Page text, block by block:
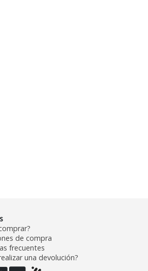
de compra
frecuentes
una devolución?